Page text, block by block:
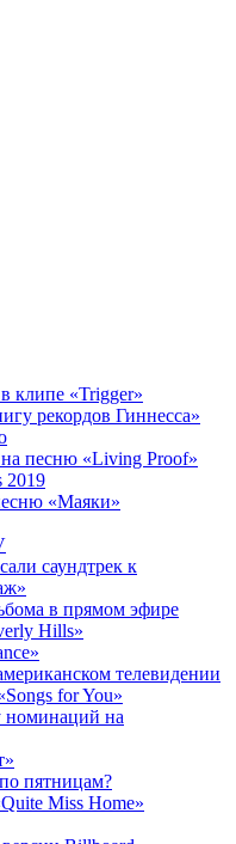
клипе «Trigger»
рекордов Гиннесса»
песню «Living Proof»
2019
«Маяки»
саундтрек к
в прямом эфире
Hills»
телевидении
for You»
номинаций на
пятницам?
Miss Home»